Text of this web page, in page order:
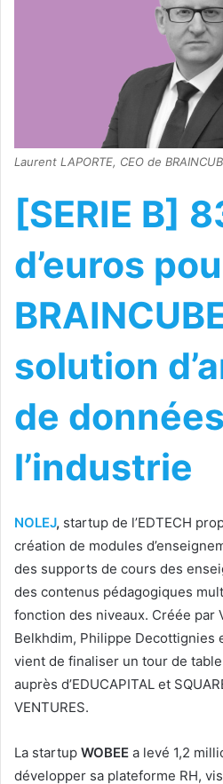
Laurent LAPORTE, CEO de
[SERIE B]
d’euros
solution
de
l’industrie
NOLEJ, startup de l’EDTECH
création de modules
des supports de cours des
des contenus pédagogiques
fonction des niveaux. Créée par
Belkhdim, Philippe Decottignies
vient de finaliser un tour de
auprès d’EDUCAPITAL et
VENTURES.
La startup WOBEE a levé 1,2
développer sa plateforme RH,